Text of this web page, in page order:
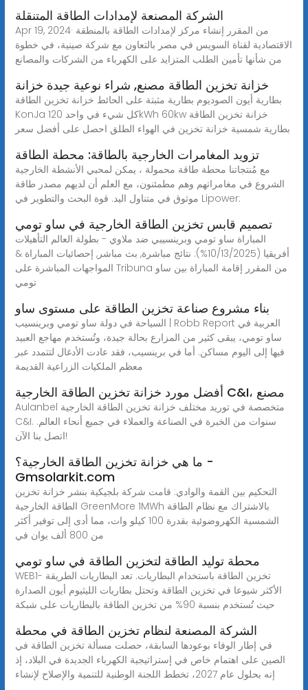
الشركة المصنعة لإمدادات الطاقة المتنقلة
Apr 19, 2024· من المقرر إنشاء مركز لإمدادات الطاقة بالمنطقة
الاقتصادية لقناة السويس في مصر بالتعاون مع شركة صينية، في خطوة
من شأنها تأمين الطلب المتزايد على الكهرباء من الشركات والمصانع
خزانة تخزين الطاقة مصنع, شراء نوعية جيدة خزانة
بطارية أيون الصوديوم بطارية مثبتة على الحائط خزانة تخزين الطاقة
KonJa كل شيء في واحد 120kWh 60kw خزانة تخزين الطاقة
بطارية شمسية خزانة تخزين في الهواء الطلق احصل على أفضل سعر
تزويد المغامرات الخارجية بالطاقة: محطة الطاقة
مع مُنتجاتنا محطة طاقة محمولة ، يمكن لمحبي الأنشطة الخارجية
الشروع في مغامراتهم وهم مطمئنون، مع العلم أن لديهم مصدر طاقة
موثوق في متناول اليد. قوة البحث والتطوير في Lipower:
تصميم قابس تخزين الطاقة الخارجية في ساو تومي
المباراة ساو تومي وبرينسيبي ضد ملاوي - بطولة العالم التأهيلات
أفريقيا (‏%10/13/2025): نتائج مباشرة, بث مباشر, إحصائيات المباراة &
المواجهات المباشرة على Tribuna من المقرر إقامة المباراة بين ساو
تومي
بناء مشروع صناعة تخزين الطاقة على مستوى ساو
السياحة في دولة ساو تومي وبرينسيب | Robb Report العربية في
ساو تومي، يبقى كثير من المزارع بحالة جيدة، وتُستخدم مهاجع العبيد
فيها إلى اليوم مساكن. أما في برينسيب، فقد عادت الأدغال لتتمدد عبر
معظم الملكيات الزراعية القديمة
أفضل مورد خزانة تخزين الطاقة الخارجية C&I، مصنع
Aulanbel متخصصة في توريد مختلف خزانة تخزين الطاقة الخارجية
C&I. سنوات من الخبرة في الصناعة والعملاء في جميع أنحاء العالم.
اتصل بنا الآن!
ما هي خزانة تخزين الطاقة الخارجية؟ -
Gmsolarkit.com
التحكيم بين القمة والوادي: قامت شركة بلجيكية بنشر خزانة تخزين
الطاقة الخارجية GreenMore 1MWh بالاشتراك مع نظام الطاقة
الشمسية الكهروضوئية بقدرة 100 كيلو وات، مما أدى إلى توفير أكثر
من 800 ألف يوان في
محطة توليد الطاقة لتخزين الطاقة في ساو تومي
WEB1- تخزين الطاقة باستخدام البطاريات. تعد البطاريات الطريقة
الأكثر شيوعا في تخزين الطاقة وتحتل بطاريات الليثيوم أيون الصدارة
حيث تُستخدم بنسبة 90% من تخزين الطاقة بالبطاريات على شبكة
الشركة المصنعة لنظام تخزين الطاقة في محطة
في إطار الوفاء بوعودها السابقة، حصلت مسألة تخزين الطاقة في
الصين على اهتمام خاص في إستراتيجية الكهرباء الجديدة في البلاد، إذ
إنه بحلول عام 2027، تخطط اللجنة الوطنية للتنمية والإصلاح لإنشاء